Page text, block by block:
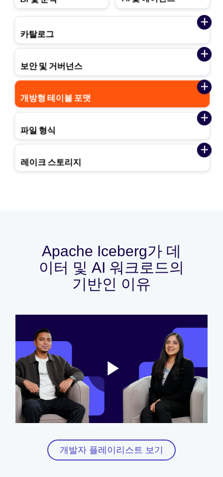
Apache Iceberg가 데
이터 및 AI 워크로드의
기반인 이유
Play
Video
개발자 플레이리스트 보기